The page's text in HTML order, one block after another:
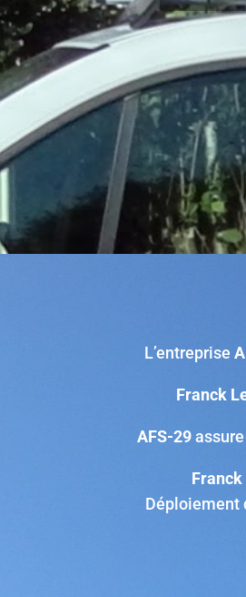
L’entreprise
Franck
AFS-29
Déploiement